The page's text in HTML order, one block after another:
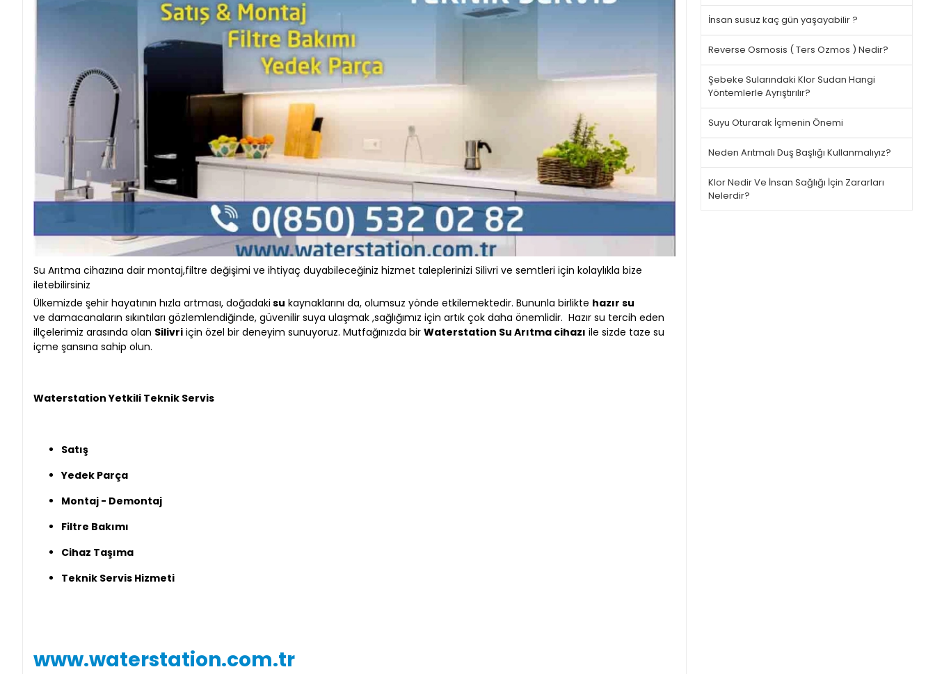
Su Arıtma cihazına dair montaj,filtre değişimi ve ihtiyaç duyabileceğiniz hizmet taleplerinizi Silivri ve semtleri için kolaylıkla bize
iletebilirsiniz
Ülkemizde şehir hayatının hızla artması, doğadaki su kaynaklarını da, olumsuz yönde etkilemektedir. Bununla birlikte hazır su
ve damacanaların sıkıntıları gözlemlendiğinde, güvenilir suya ulaşmak ,sağlığımız için artık çok daha önemlidir. Hazır su tercih eden
illçelerimiz arasında olan Silivri için özel bir deneyim sunuyoruz. Mutfağınızda bir Waterstation Su Arıtma cihazı ile sizde taze su
içme şansına sahip olun.
Waterstation Yetkili Teknik Servis
Satış
Yedek Parça
Montaj - Demontaj
Filtre Bakımı
Cihaz Taşıma
Teknik Servis Hizmeti
www.waterstation.com.tr
İnsan susuz kaç gün yaşayabilir ?
Reverse Osmosis ( Ters Ozmos ) Nedir?
Şebeke Sularındaki Klor Sudan Hangi
Yöntemlerle Ayrıştırılır?
Suyu Oturarak İçmenin Önemi
Neden Arıtmalı Duş Başlığı Kullanmalıyız?
Klor Nedir Ve İnsan Sağlığı İçin Zararları
Nelerdir?